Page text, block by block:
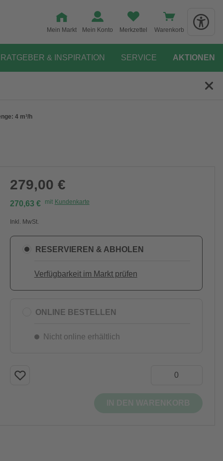
Mein Markt Mein Konto Merkzettel Warenkorb
RATGEBER & INSPIRATION SERVICE AKTIONEN
4 m³/h
279,00 €
270,63 € mit Kundenkarte
Inkl. MwSt.
RESERVIEREN & ABHOLEN
Verfügbarkeit im Markt prüfen
ONLINE BESTELLEN
Nicht online erhältlich